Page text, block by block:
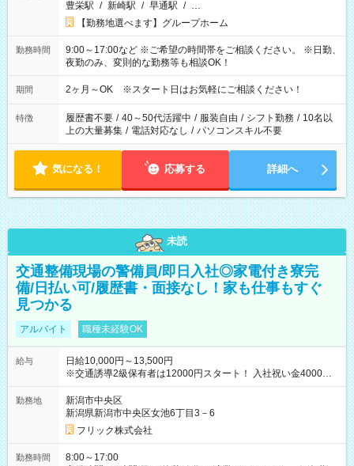
豊栄駅 / 新崎駅 / 早通駅 / …
【勤務地選べます】グループホーム
勤務時間
9:00～17:00など ※ご希望の時間帯をご相談ください。 ※日勤、
夜勤のみ、変則的な勤務等も相談OK！
期間 2ヶ月～OK ※スタート日はお気軽にご相談ください！
特徴 履歴書不要 / 40～50代活躍中 / 服装自由 / シフト勤務 / 10名以
上の大量募集 / 電話対応なし / パソコンスキル不要
気になる！ 応募する 詳細へ
未読
交通整備現場の警備員/即日入社◎家電付き寮完
備/日払い可/履歴書・面接なし！家も仕事もすぐ
見つかる
アルバイト 職種未経験OK
給与
日給10,000円～13,500円
※交通誘導2級保有者は12000円スタート！ 入社祝い金4000円
【試用期間】試用期間なし
勤務地
新潟市中央区
新潟県新潟市中央区女池6丁目3－6
フリック株式会社
勤務時間
8:00～17:00